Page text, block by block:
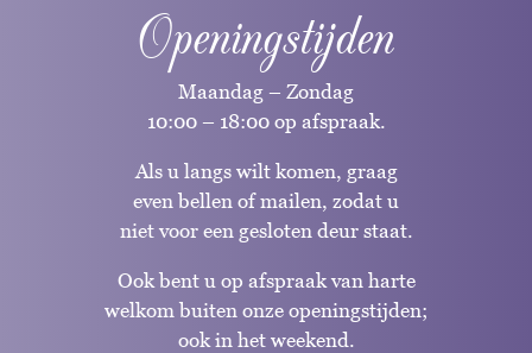
Openingstijden
Maandag – Zondag
10:00 – 18:00 op afspraak.
Als u langs wilt komen, graag
even bellen of mailen, zodat u
niet voor een gesloten deur staat.
Ook bent u op afspraak van harte
welkom buiten onze openingstijden;
ook in het weekend.